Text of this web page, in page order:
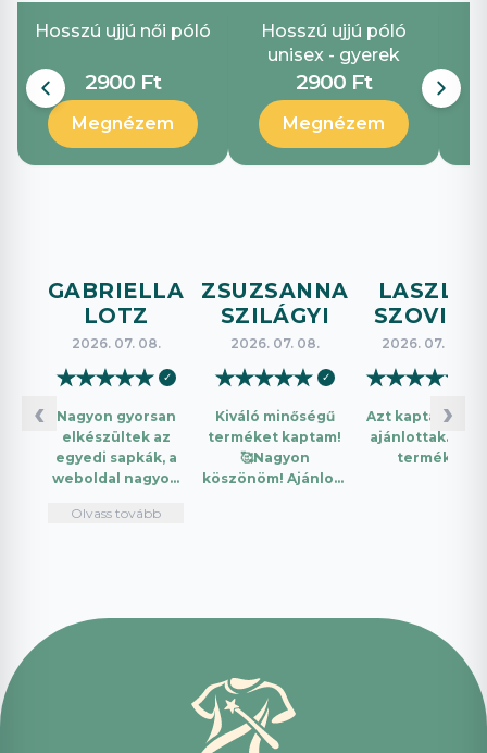
Hosszú ujjú női póló
2900 Ft
Megnézem
Hosszú ujjú póló
unisex - gyerek
2900 Ft
Megnézem
‹
GABRIELLA
LOTZ
2026. 07. 08.
★★★★★ ✓
Nagyon gyorsan
elkészültek az
egyedi sapkák, a
weboldal nagyon
használni.
fogok innen
Olvass tovább
ZSUZSANNA
SZILÁGYI
2026. 07. 08.
★★★★★ ✓
Kiváló minőségű
terméket kaptam!
🥰Nagyon
köszönöm! Ajánlom
LASZLO
SZOVICS
2026. 07. 08.
★★★★★
Azt kaptam amit
ajánlottak. Jó a
termék.
›